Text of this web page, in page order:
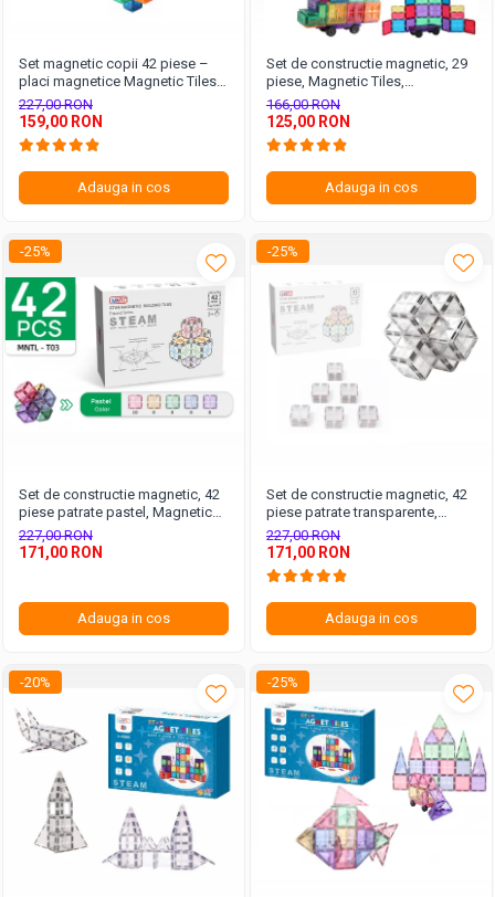
Set magnetic copii 42 piese –
placi magnetice Magnetic Tiles
2D 3D
227,00 RON
159,00 RON
Adauga in cos
Set de constructie magnetic, 29
piese, Magnetic Tiles,
multicolore de forme geometrice
diferite, 2D, 3D
166,00 RON
125,00 RON
Adauga in cos
-25%
Set de constructie magnetic, 42
piese patrate pastel, Magnetic
Tiles, 2D, 3D
227,00 RON
171,00 RON
Adauga in cos
-25%
Set de constructie magnetic, 42
piese patrate transparente,
Magnetic Tiles, 2D, 3D
227,00 RON
171,00 RON
Adauga in cos
-20% -25%